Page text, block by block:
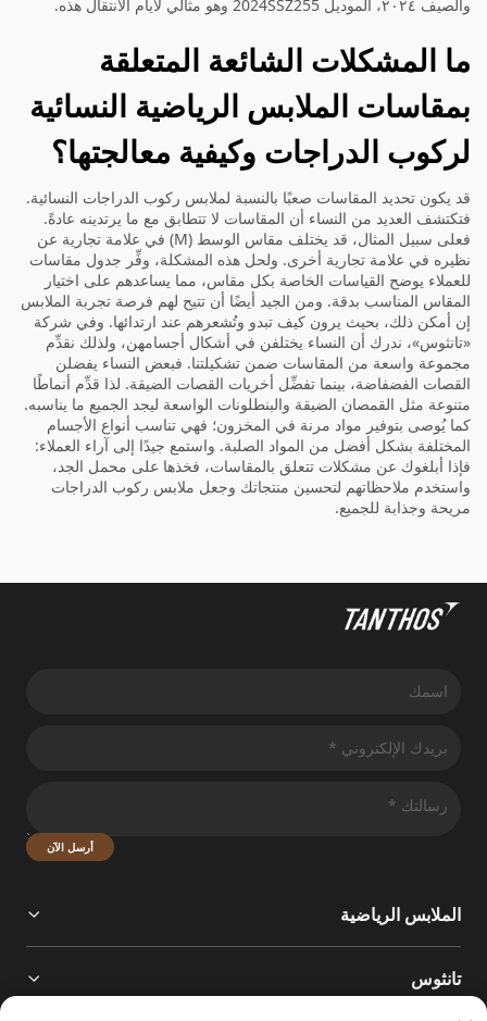
والصيف ٢٠٢٤، الموديل 2024SSZ255
وهو مثالي لأيام الانتقال هذه.
ما المشكلات الشائعة المتعلقة
بمقاسات الملابس الرياضية النسائية
لركوب الدراجات وكيفية معالجتها؟
قد يكون تحديد المقاسات صعبًا بالنسبة لملابس ركوب الدراجات النسائية.
فتكتشف العديد من النساء أن المقاسات لا تتطابق مع ما يرتدينه عادةً.
فعلى سبيل المثال، قد يختلف مقاس الوسط (M) في علامة تجارية عن
نظيره في علامة تجارية أخرى. ولحل هذه المشكلة، وفِّر جدول مقاسات
للعملاء يوضح القياسات الخاصة بكل مقاس، مما يساعدهم على اختيار
المقاس المناسب بدقة. ومن الجيد أيضًا أن تتيح لهم فرصة تجربة الملابس
إن أمكن ذلك، بحيث يرون كيف تبدو وتُشعرهم عند ارتدائها. وفي شركة
«تانثوس»، ندرك أن النساء يختلفن في أشكال أجسامهن، ولذلك نقدِّم
مجموعة واسعة من المقاسات ضمن تشكيلتنا. فبعض النساء يفضلن
القصات الفضفاضة، بينما تفضِّل أخريات القصات الضيقة. لذا قدِّم أنماطًا
متنوعة مثل القمصان الضيقة والبنطلونات الواسعة ليجد الجميع ما يناسبه.
كما يُوصى بتوفير مواد مرنة في المخزون؛ فهي تناسب أنواع الأجسام
المختلفة بشكل أفضل من المواد الصلبة. واستمع جيدًا إلى آراء العملاء:
فإذا أبلغوك عن مشكلات تتعلق بالمقاسات، فخذها على محمل الجد،
واستخدم ملاحظاتهم لتحسين منتجاتك وجعل ملابس ركوب الدراجات
مريحة وجذابة للجميع.
أرسل الآن
الملابس الرياضية
تانثوس